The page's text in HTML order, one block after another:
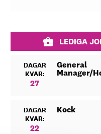
LEDIGA
DAGAR
KVAR:
27
General
Manager/
DAGAR
KVAR:
22
Kock